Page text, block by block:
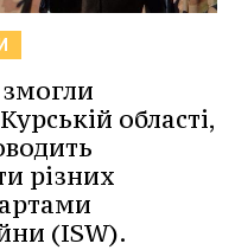
області,
різних
(ISW).